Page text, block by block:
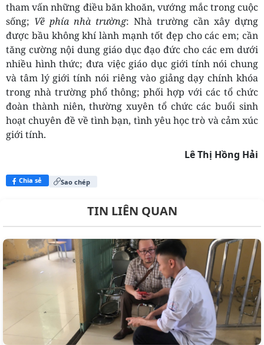
tham vấn những điều băn khoăn, vướng mắc trong cuộc
sống; Về phía nhà trường: Nhà trường cần xây dựng
được bầu không khí lành mạnh tốt đẹp cho các em; cần
tăng cường nội dung giáo dục đạo đức cho các em dưới
nhiều hình thức; đưa việc giáo dục giới tính nói chung
và tâm lý giới tính nói riêng vào giảng dạy chính khóa
trong nhà trường phổ thông; phối hợp với các tổ chức
đoàn thành niên, thường xuyên tổ chức các buổi sinh
hoạt chuyên đề về tình bạn, tình yêu học trò và cảm xúc
giới tính.
Lê Thị Hồng Hải
Chia sẻ Sao chép
TIN LIÊN QUAN